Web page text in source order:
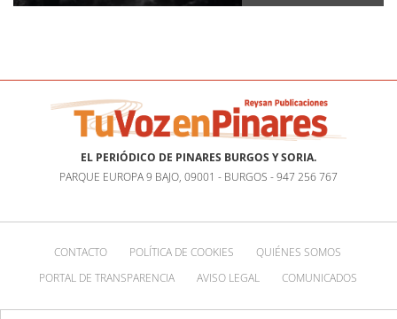
EL PERIÓDICO DE PINARES BURGOS Y SORIA.
PARQUE EUROPA 9 BAJO, 09001 - BURGOS - 947 256 767
CONTACTO POLÍTICA DE COOKIES
QUIÉNES SOMOS
PORTAL DE TRANSPARENCIA
AVISO LEGAL COMUNICADOS